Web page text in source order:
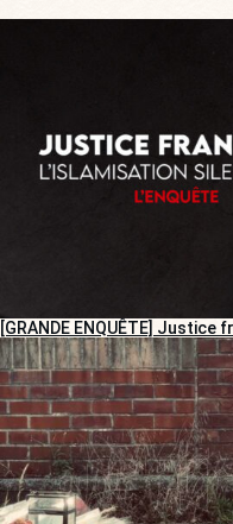
[GRANDE ENQUÊTE]